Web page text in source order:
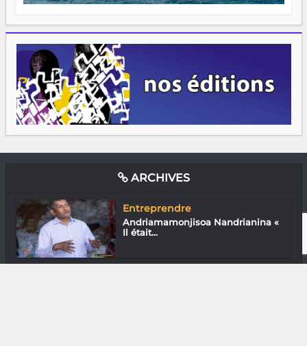
ARCHIVES
Entreprendre
Andriamamonjisoa Nandrianina «
Il était...